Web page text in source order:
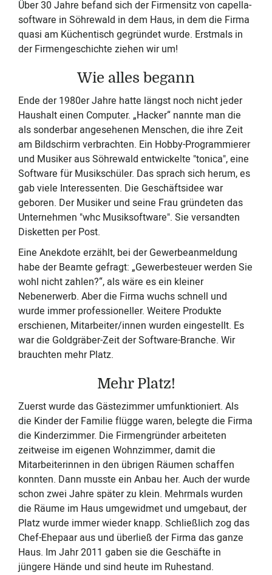
Über 30 Jahre befand sich der Firmensitz von capella-
software in Söhrewald in dem Haus, in dem die Firma
quasi am Küchentisch gegründet wurde. Erstmals in
der Firmengeschichte ziehen wir um!
Wie alles begann
Ende der 1980er Jahre hatte längst noch nicht jeder
Haushalt einen Computer. „Hacker“ nannte man die
als sonderbar angesehenen Menschen, die ihre Zeit
am Bildschirm verbrachten. Ein Hobby-Programmierer
und Musiker aus Söhrewald entwickelte "tonica", eine
Software für Musikschüler. Das sprach sich herum, es
gab viele Interessenten. Die Geschäftsidee war
geboren. Der Musiker und seine Frau gründeten das
Unternehmen "whc Musiksoftware". Sie versandten
Disketten per Post.
Eine Anekdote erzählt, bei der Gewerbeanmeldung
habe der Beamte gefragt: „Gewerbesteuer werden Sie
wohl nicht zahlen?“, als wäre es ein kleiner
Nebenerwerb. Aber die Firma wuchs schnell und
wurde immer professioneller. Weitere Produkte
erschienen, Mitarbeiter/innen wurden eingestellt. Es
war die Goldgräber-Zeit der Software-Branche. Wir
brauchten mehr Platz.
Mehr Platz!
Zuerst wurde das Gästezimmer umfunktioniert. Als
die Kinder der Familie flügge waren, belegte die Firma
die Kinderzimmer. Die Firmengründer arbeiteten
zeitweise im eigenen Wohnzimmer, damit die
Mitarbeiterinnen in den übrigen Räumen schaffen
konnten. Dann musste ein Anbau her. Auch der wurde
schon zwei Jahre später zu klein. Mehrmals wurden
die Räume im Haus umgewidmet und umgebaut, der
Platz wurde immer wieder knapp. Schließlich zog das
Chef-Ehepaar aus und überließ der Firma das ganze
Haus. Im Jahr 2011 gaben sie die Geschäfte in
jüngere Hände und sind heute im Ruhestand.